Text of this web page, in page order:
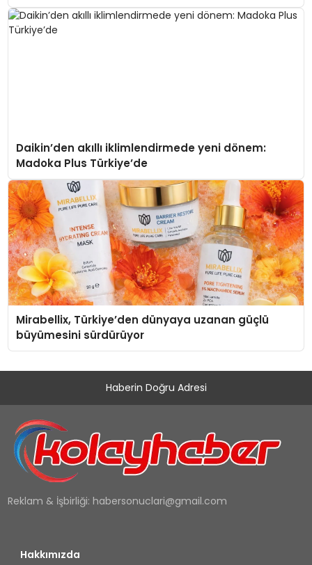
Daikin’den akıllı iklimlendirmede yeni dönem:
Madoka Plus Türkiye’de
Mirabellix, Türkiye’den dünyaya uzanan güçlü
büyümesini sürdürüyor
Haberin Doğru Adresi
Reklam & İşbirliği: habersonuclari@gmail.com
Hakkımızda